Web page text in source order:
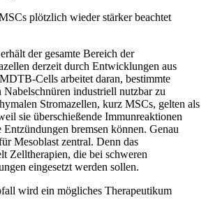
plötzlich wieder stärker beachtet
der gesamte Bereich der
derzeit durch Entwicklungen aus
Cells arbeitet daran, bestimmte
Nabelschnüren industriell nutzbar zu
Stromazellen, kurz MSCs, gelten als
sie überschießende Immunreaktionen
bremsen können. Genau
Mesoblast zentral. Denn das
Zelltherapien, die bei schweren
eingesetzt werden sollen.
wird ein mögliches Therapeutikum